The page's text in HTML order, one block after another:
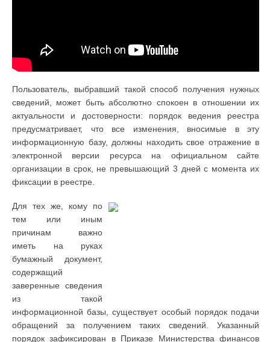
Пользователь, выбравший такой способ получения нужных
сведений, может быть абсолютно спокоен в отношении их
актуальности и достоверности: порядок ведения реестра
предусматривает, что все изменения, вносимые в эту
информационную базу, должны находить свое отражение в
электронной версии ресурса на официальном сайте
организации в срок, не превышающий 3 дней с момента их
фиксации в реестре.
Для тех же, кому по
тем или иным
причинам важно
иметь на руках
бумажный документ,
содержащий
заверенные сведения
из такой
информационной базы, существует особый порядок подачи
обращений за получением таких сведений. Указанный
порядок зафиксирован в Приказе Министерства финансов